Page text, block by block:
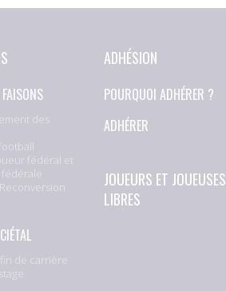
des
fédéral et
de carrière
ADHÉSION
POURQUOI ADHÉRER ?
ADHÉRER
JOUEURS ET JOUEUSES
LIBRES